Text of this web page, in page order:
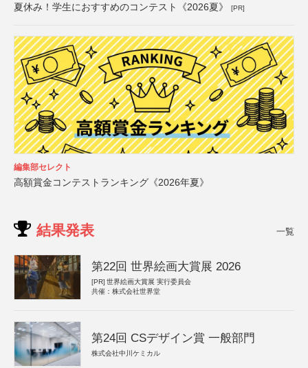
夏休み！学生におすすめのコンテスト《2026夏》 [PR]
編集部セレクト
高額賞金コンテストランキング《2026年夏》
結果発表 一覧
第22回 世界絵画大賞展 2026
[PR] 世界絵画大賞展 実行委員会
共催：株式会社世界堂
第24回 CSデザイン賞 一般部門
株式会社中川ケミカル